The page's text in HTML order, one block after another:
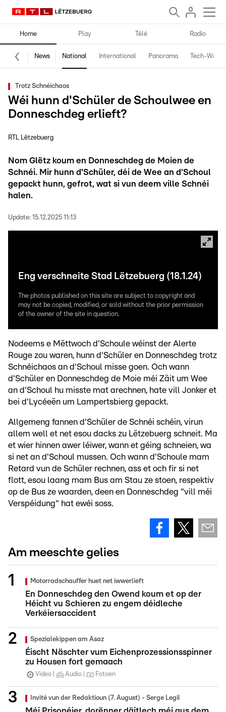
Home Play Télé Radio
News National International Panorama Tech-World
Trotz Schnéichaos
Wéi hunn d'Schüler de Schoulwee en
Donneschdeg erlieft?
RTL Lëtzebuerg
Nom Glëtz koum en Donneschdeg de Moien de
Schnéi. Mir hunn d'Schüler, déi de Wee an d'Schoul
gepackt hunn, gefrot, wat si vun deem ville Schnéi
halen.
Update: 15.12.2025 11:13
Eng verschneite Stad Lëtzebuerg (18.1.24)
The photos published on this site are subject to copyright and
may not be copied, modified, or sold without the prior permission
of the owner of the site in question.
Nodeems e Mëttwoch d'Schoule wéinst der Alerte
Rouge zou waren, hunn d'Schüler en Donneschdeg trotz
Schnéichaos an d'Schoul misse goen. Och wann
d'Schüler en Donneschdeg de Moie méi Zäit um Wee
an d'Schoul hu misste mat arechnen, hate vill Jonker et
bei d'Lycéeën um Lampertsbierg gepackt.
Allgemeng fannen d'Schüler de Schnéi schéin, virun
allem well et net esou dacks zu Lëtzebuerg schneit. Ma
et wier hinnen awer léiwer, wann et géing schneien, wa
si net an d'Schoul mussen. Och wann d'Schoule mam
Retard vun de Schüler rechnen, ass et och fir si net
flott, esou laang mam Bus am Stau ze stoen, respektiv
op de Bus ze waarden, deen en Donneschdeg "vill méi
Verspéidung" hat ewéi soss.
Am meeschte gelies
Motorradschauffer huet net iwwerlieft
En Donneschdeg den Owend koum et op der
Héicht vu Schieren zu engem déidleche
Verkéiersaccident
Spezialekippen am Asaz
Éischt Näschter vum Eichenprozessionsspinner
zu Housen fort gemaach
Video Audio Fotoen
Invité vun der Redaktioun (7. August) - Serge Legil